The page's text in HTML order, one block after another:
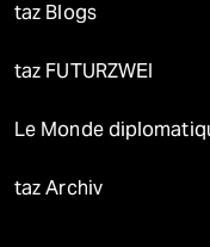
taz Blogs
taz FUTURZWEI
Le Monde
taz Archiv